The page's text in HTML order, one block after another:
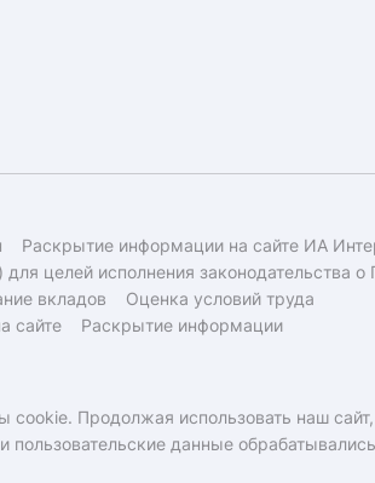
Раскрытие информации на сайте ИА
целей исполнения законодательства
вкладов
Оценка условий труда
сайте
Раскрытие информации
cookie. Продолжая использовать наш сайт,
пользовательские данные